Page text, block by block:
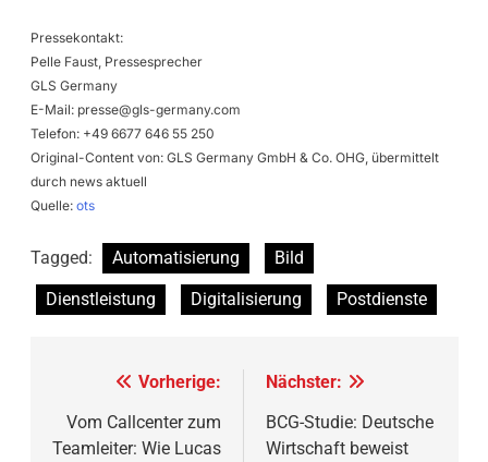
Pressekontakt:
Pelle Faust, Pressesprecher
GLS Germany
E-Mail: presse@gls-germany.com
Telefon: +49 6677 646 55 250
Original-Content von: GLS Germany GmbH & Co. OHG, übermittelt
durch news aktuell
Quelle: ots
Tagged: Automatisierung
Bild
Dienstleistung
Digitalisierung Postdienste
Beitragsnavigation
Vorherige:
Vom Callcenter zum
Teamleiter: Wie Lucas
Nächster:
BCG-Studie: Deutsche
Wirtschaft beweist